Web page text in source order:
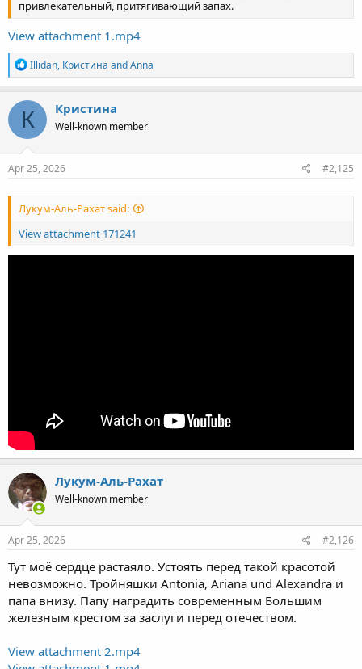
привлекательный, притягивающий запах.
View attachment 1.mp4
R
e
a
c
t
i
o
n
s
Illidan, Кристина andAnna
К Кристина
Well-known member
Apr 25, 2026 #2,125
Лукум-Аль-Рахат said:
View attachment 171241
Лукум-Аль-Рахат
Well-known member
Apr 25, 2026 #2,126
Тут моё сердце растаяло. Устоять перед такой красотой
невозможно. Тройняшки Antonia, Ariana und Alexandra и
папа внизу. Папу наградить современным Большим
железным крестом за заслуги перед отечеством.
View attachment 2.mp4